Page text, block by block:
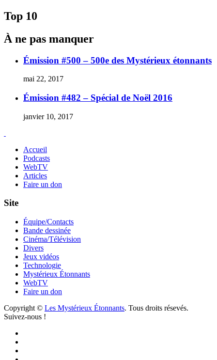
Top 10
À ne pas manquer
Émission #500 – 500e des Mystérieux étonnants
mai 22, 2017
Émission #482 – Spécial de Noël 2016
janvier 10, 2017
Accueil
Podcasts
WebTV
Articles
Faire un don
Site
Équipe/Contacts
Bande dessinée
Cinéma/Télévision
Divers
Jeux vidéos
Technologie
Mystérieux Étonnants
WebTV
Faire un don
Copyright © Les Mystérieux Étonnants. Tous droits résevés.
Suivez-nous !